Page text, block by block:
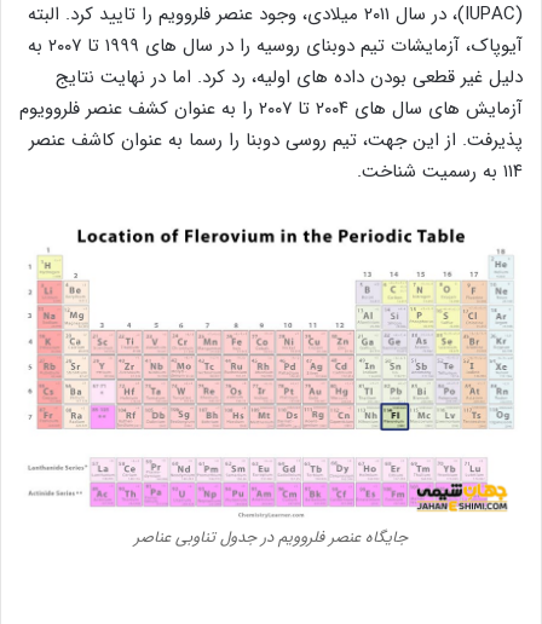
(IUPAC)، در سال ۲۰۱۱ میلادی، وجود عنصر فلروویم را تایید کرد. البته
آیوپاک، آزمایشات تیم دوبنای روسیه را در سال ‌های ۱۹۹۹ تا ۲۰۰۷ به
دلیل غیر قطعی بودن داده های اولیه، رد کرد. اما در نهایت نتایج
آزمایش های سال های ۲۰۰۴ تا ۲۰۰۷ را به عنوان کشف عنصر فلروویوم
پذیرفت. از این جهت، تیم روسی دوبنا را رسما به عنوان کاشف عنصر
۱۱۴ به رسمیت شناخت.
جایگاه عنصر فلروویم در جدول تناوبی عناصر